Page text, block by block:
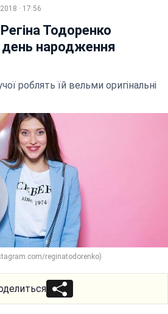
· 17:56
Тодоренко
день народження
роблять їй вельми оригінальні
reginatodorenko)